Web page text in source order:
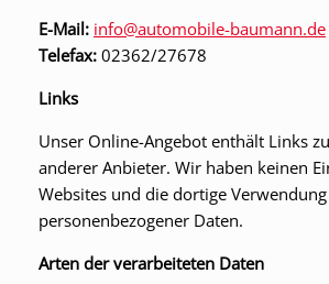
E-Mail: info@automobile-baumann.de
Telefax: 02362/27678
Links
Unser Online-Angebot enthält Links
anderer Anbieter. Wir haben keinen
Websites und die dortige Verwendung
personenbezogener Daten.
Arten der verarbeiteten Daten